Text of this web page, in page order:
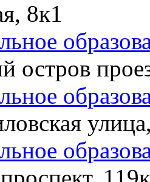
8к1
остров